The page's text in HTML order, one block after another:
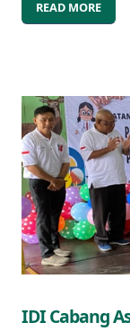
READ MORE
IDI Cabang